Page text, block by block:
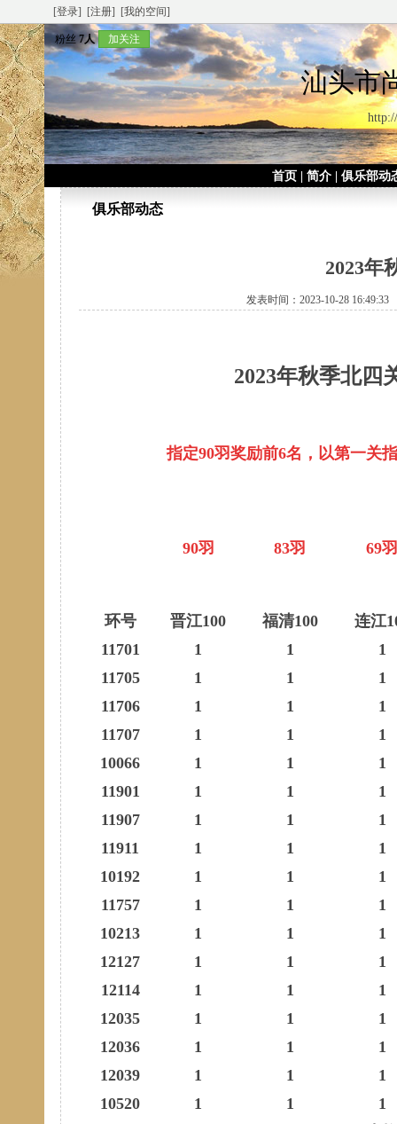
[登录] [注册] [我的空间]
粉丝 7人 加关注
汕头市
首页 简介 俱乐部动
俱乐部动态
2023年
发表时间：2023-10-28
2023年秋季北四
指定90羽奖励前6名，以第一关
90羽 83羽 69羽
环号 晋江100 福清100
连江
11701
1 1
1
11705
1 1
1
11706
1 1
1
11707
1 1
1
10066
1 1
1
11901
1 1
1
11907
1 1
1
11911
1 1
1
10192
1 1
1
11757
1 1
1
10213
1 1
1
12127
1 1
1
12114
1 1
1
12035
1 1
1
12036
1 1
1
12039
1 1
1
10520
1 1
1